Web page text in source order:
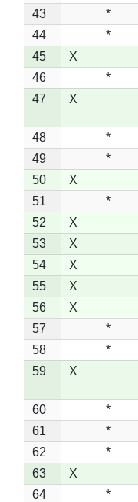
43
*
44
*
45
X
46
*
47
X
48 *
49
*
50
X
51
*
52
X
53
X
54
X
55
X
56
X
57
*
58
*
59
X
60 *
61
*
62
*
63
X
64
*